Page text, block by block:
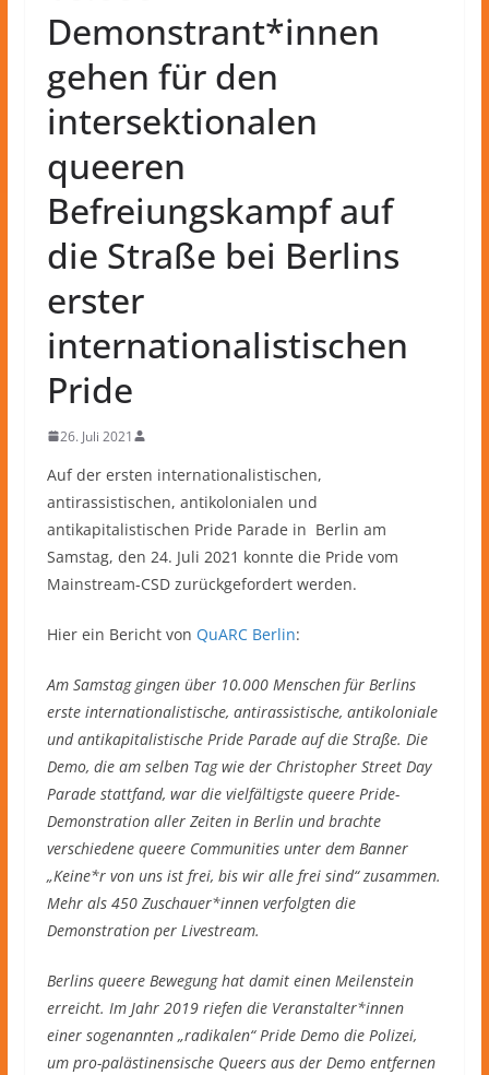
Demonstrant*innen
gehen für den
intersektionalen
queeren
Befreiungskampf auf
die Straße bei Berlins
erster
internationalistischen
Pride
26. Juli 2021
Auf der ersten internationalistischen,
antirassistischen, antikolonialen und
antikapitalistischen Pride Parade in Berlin am
Samstag, den 24. Juli 2021 konnte die Pride vom
Mainstream-CSD zurückgefordert werden.
Hier ein Bericht von QuARC Berlin:
Am Samstag gingen über 10.000 Menschen für Berlins
erste internationalistische, antirassistische, antikoloniale
und antikapitalistische Pride Parade auf die Straße. Die
Demo, die am selben Tag wie der Christopher Street Day
Parade stattfand, war die vielfältigste queere Pride-
Demonstration aller Zeiten in Berlin und brachte
verschiedene queere Communities unter dem Banner
„Keine*r von uns ist frei, bis wir alle frei sind“ zusammen.
Mehr als 450 Zuschauer*innen verfolgten die
Demonstration per Livestream.
Berlins queere Bewegung hat damit einen Meilenstein
erreicht. Im Jahr 2019 riefen die Veranstalter*innen
einer sogenannten „radikalen“ Pride Demo die Polizei,
um pro-palästinensische Queers aus der Demo entfernen